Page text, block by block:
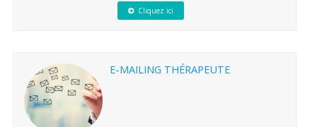
Cliquez ici
E-MAILING THÉRAPEUTE